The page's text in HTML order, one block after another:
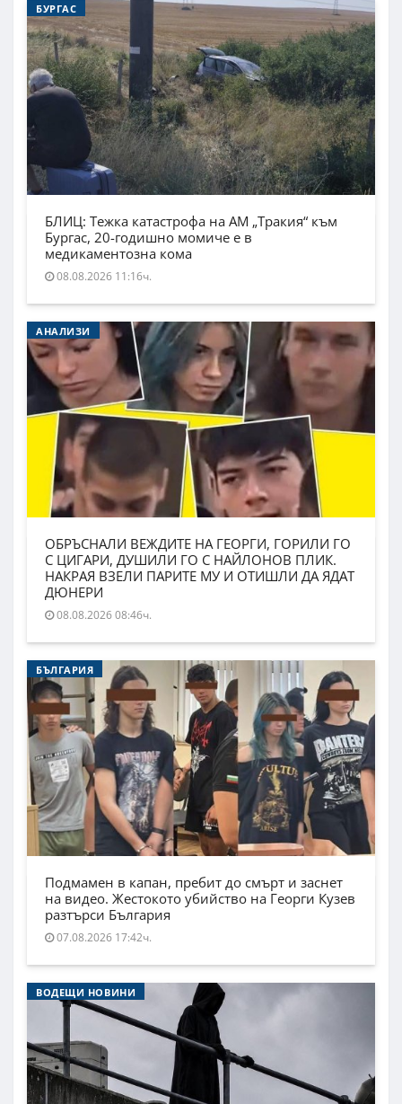
БУРГАС
БЛИЦ: Тежка катастрофа на АМ „Тракия“ към
Бургас, 20-годишно момиче е в
медикаментозна кома
08.08.2026 11:16ч.
АНАЛИЗИ
ОБРЪСНАЛИ ВЕЖДИТЕ НА ГЕОРГИ, ГОРИЛИ ГО
С ЦИГАРИ, ДУШИЛИ ГО С НАЙЛОНОВ ПЛИК.
НАКРАЯ ВЗЕЛИ ПАРИТЕ МУ И ОТИШЛИ ДА ЯДАТ
ДЮНЕРИ
08.08.2026 08:46ч.
БЪЛГАРИЯ
Подмамен в капан, пребит до смърт и заснет
на видео. Жестокото убийство на Георги Кузев
разтърси България
07.08.2026 17:42ч.
ВОДЕЩИ НОВИНИ